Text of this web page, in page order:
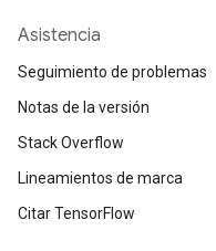
Asistencia
Seguimiento de problemas
Notas de la versión
Stack Overflow
Lineamientos de marca
Citar TensorFlow